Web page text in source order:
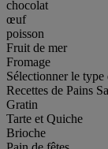
chocolat
œuf
poisson
Fruit de mer
Fromage
Sélectionner le type
Recettes de Pains
Gratin
Tarte et Quiche
Brioche